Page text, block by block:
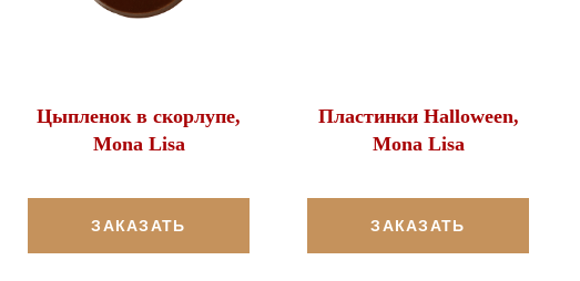
Цыпленок в скорлупе,
Mona Lisa
ЗАКАЗАТЬ
Пластинки Halloween,
Mona Lisa
ЗАКАЗАТЬ